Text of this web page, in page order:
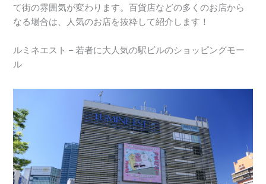
て街の雰囲気が変わります。百貨店などの多くのお店から
なる場合は、人気のお店を抜粋して紹介します！
ルミネエスト – 若者に大人気の駅ビルのショッピングモー
ル